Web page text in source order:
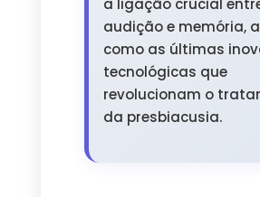
a ligação crucial
audição e memória,
como as últimas
tecnológicas que
revolucionam o
da presbiacusia.